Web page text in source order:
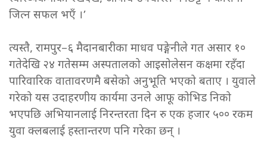
जित्न सफल भएँ ।’
त्यस्तै, रामपुर–६ मैदानबारीका माधव पङ्गेनीले गत असार १०
गतेदेखि २४ गतेसम्म अस्पतालको आइसोलेसन कक्षमा रहँदा
पारिवारिक वातावरणमै बसेको अनुभूति भएको बताए । युवाले
गरेको यस उदाहरणीय कार्यमा उनले आफू कोभिड निको
भएपछि अभियानलाई निरन्तरता दिन रु एक हजार ५०० रकम
युवा क्लबलाई हस्तान्तरण पनि गरेका छन् ।